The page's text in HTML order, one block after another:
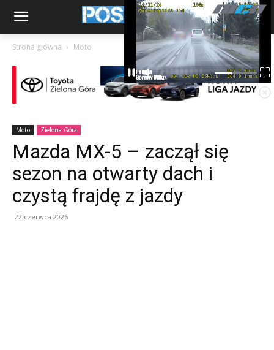
Strona główna Moto
Moto Zielona Góra
Mazda MX-5 – zaczął się
sezon na otwarty dach i
czystą frajdę z jazdy
22 czerwca 2026